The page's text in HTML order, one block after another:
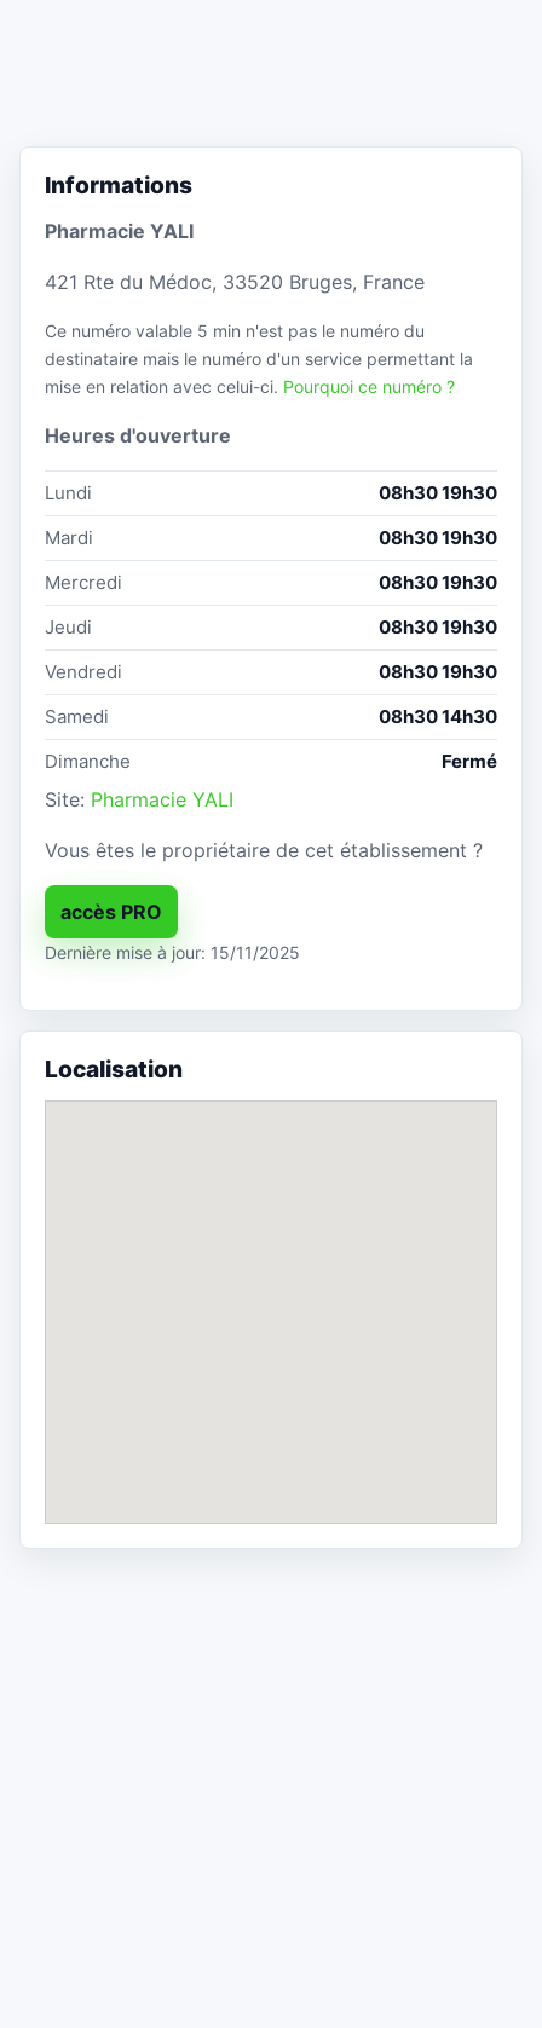
Informations
Pharmacie YALI
421 Rte du Médoc, 33520 Bruges, France
Ce numéro valable 5 min n'est pas le numéro du
destinataire mais le numéro d'un service permettant la
mise en relation avec celui-ci. Pourquoi ce numéro ?
Heures d'ouverture
Lundi
08h30 19h30
Mardi
08h30 19h30
Mercredi
08h30 19h30
Jeudi
08h30 19h30
Vendredi
08h30 19h30
Samedi
08h30 14h30
Dimanche
Fermé
Site: Pharmacie YALI
Vous êtes le propriétaire de cet établissement ?
accès PRO
Dernière mise à jour: 15/11/2025
Localisation